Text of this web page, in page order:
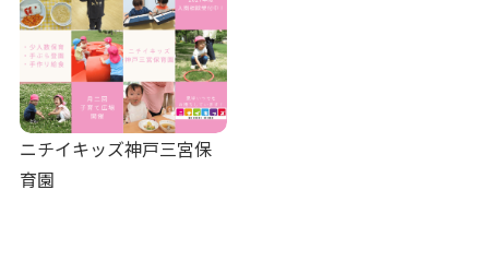
ニチイキッズ神戸三宮保
育園